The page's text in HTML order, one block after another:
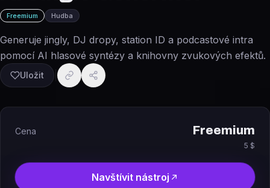
Freemium Hudba
Generuje jingly, DJ dropy, station ID a podcastové intra
pomocí AI hlasové syntézy a knihovny zvukových efektů.
Uložit
Cena Freemium
5 $
Navštívit nástroj